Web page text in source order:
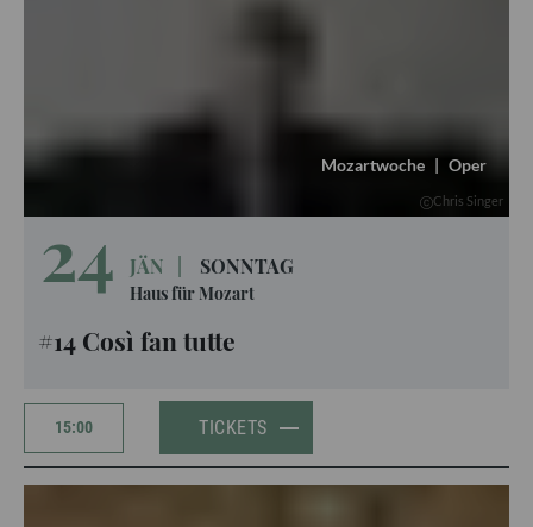
Mozartwoche | Oper
Chris Singer
24 JÄN SONNTAG
Haus für Mozart
#14 Così fan tutte
15:00 TICKETS